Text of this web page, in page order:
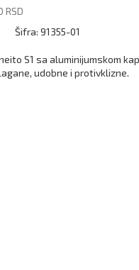
RSD
Šifra: 91355-01
S1 sa aluminijumskom
udobne i protivklizne.